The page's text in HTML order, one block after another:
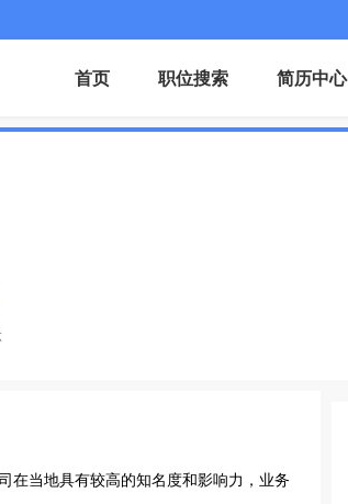
首页 职位搜索 简历中心
在当地具有较高的知名度和影响力，业务